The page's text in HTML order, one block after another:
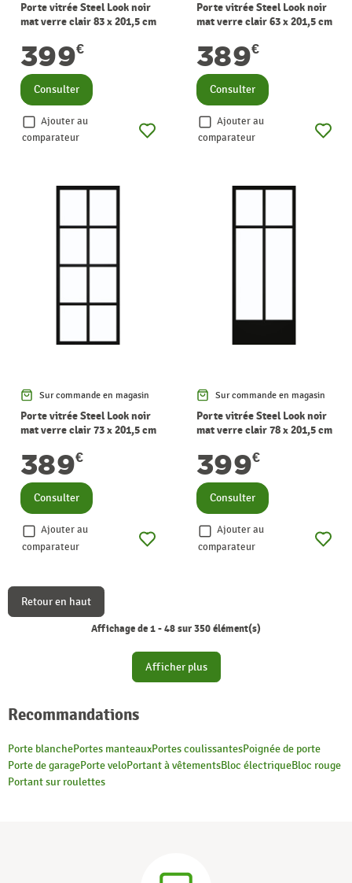
Porte vitrée Steel Look noir
mat verre clair 83 x 201,5 cm
399€
Consulter
Ajouter au
comparateur
Porte vitrée Steel Look noir
mat verre clair 63 x 201,5 cm
389€
Consulter
Ajouter au
comparateur
Sur commande en magasin
Porte vitrée Steel Look noir
mat verre clair 73 x 201,5 cm
389€
Consulter
Ajouter au
comparateur
Sur commande en magasin
Porte vitrée Steel Look noir
mat verre clair 78 x 201,5 cm
399€
Consulter
Ajouter au
comparateur
Retour en haut
Affichage de 1 - 48 sur 350 élément(s)
Afficher plus
Recommandations
Porte blanchePortes manteauxPortes coulissantesPoignée de porte
Porte de garagePorte veloPortant à vêtementsBloc électriqueBloc rouge
Portant sur roulettes